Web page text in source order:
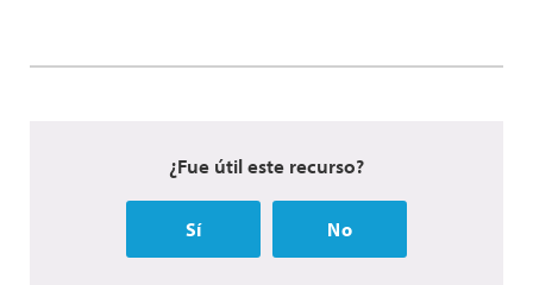
¿Fue útil este recurso?
Sí No